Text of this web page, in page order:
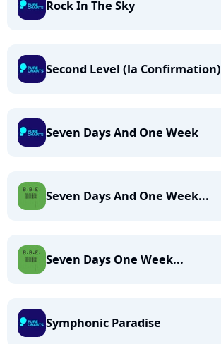
Rock In The Sky
Second Level (la Confirmation)
Seven Days And One Week
Seven Days And One Week...
Seven Days One Week...
Symphonic Paradise